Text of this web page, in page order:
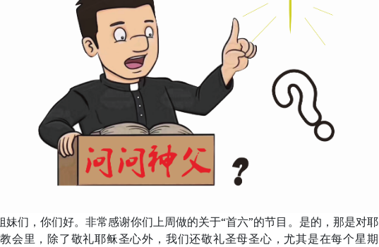
volume.
妹们，你们好。非常感谢你们上周做的关于“首六”的节目。是的，那是对耶
会里，除了敬礼耶稣圣心外，我们还敬礼圣母圣心，尤其是在每个星期